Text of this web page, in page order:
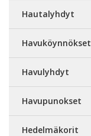
Hautalyhdyt
Havuköynnökset
Havulyhdyt
Havupunokset
Hedelmäkorit